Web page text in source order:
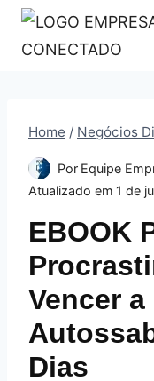
Pular
para
Home / Negócios
Por Equipe
Atualizado em 1 de
EBOOK
Vencer a
Dias